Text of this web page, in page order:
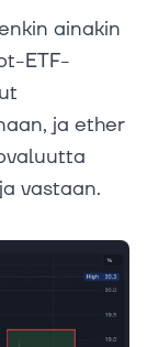
ainakin
ETF-
ja ether
vastaan.